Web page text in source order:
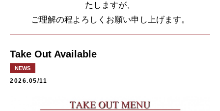
たしますが、
ご理解の程よろしくお願い申し上げます。
Take Out Available
NEWS
2026.05/11